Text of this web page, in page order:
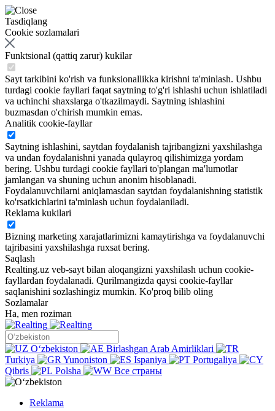
Tasdiqlang
Cookie sozlamalari
Funktsional (qattiq zarur) kukilar
Sayt tarkibini ko'rish va funksionallikka kirishni ta'minlash. Ushbu
turdagi cookie fayllari faqat saytning to'g'ri ishlashi uchun ishlatiladi
va uchinchi shaxslarga o'tkazilmaydi. Saytning ishlashini
buzmasdan o'chirish mumkin emas.
Analitik cookie-fayllar
Saytning ishlashini, saytdan foydalanish tajribangizni yaxshilashga
va undan foydalanishni yanada qulayroq qilishimizga yordam
bering. Ushbu turdagi cookie fayllari to'plangan ma'lumotlar
jamlangan va shuning uchun anonim hisoblanadi.
Foydalanuvchilarni aniqlamasdan saytdan foydalanishning statistik
ko'rsatkichlarini ta'minlash uchun foydalaniladi.
Reklama kukilari
Bizning marketing xarajatlarimizni kamaytirishga va foydalanuvchi
tajribasini yaxshilashga ruxsat bering.
Saqlash
Realting.uz veb-sayt bilan aloqangizni yaxshilash uchun cookie-
fayllardan foydalanadi. Qurilmangizda qaysi cookie-fayllar
saqlanishini sozlashingiz mumkin. Ko'proq bilib oling
Sozlamalar
Ha, men roziman
Oʻzbekiston
Birlashgan Arab Amirliklari
Turkiya
Yunoniston Ispaniya
Portugaliya
Qibris
Polsha Все страны
Reklama